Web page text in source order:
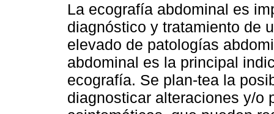
La ecografía abdominal es
diagnóstico y tratamiento de
elevado de patologías
abdominal es la principal
ecografía. Se plan-tea la
diagnosticar alteraciones y/o